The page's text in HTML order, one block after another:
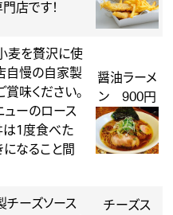
店です！
麦を贅沢に使
自慢の自家製
味ください。
ューのロース
は1度食べた
になること間
醤油ラーメ
ン 900円
チーズソース
チーズス